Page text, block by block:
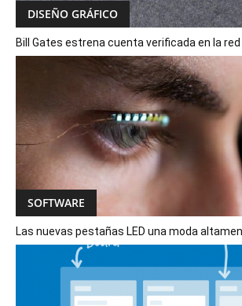
DISEÑO GRÁFICO
Bill Gates estrena cuenta verificada en la
SOFTWARE
Las nuevas pestañas LED una moda